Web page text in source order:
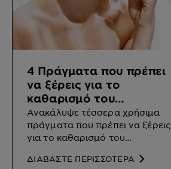
4 Πράγματα που πρέπει
να ξέρεις για το
καθαρισμό του
προσώπου
Ανακάλυψε τέσσερα χρήσιμα
πράγματα που πρέπει να ξέρεις
για το καθαρισμό του
ΔΙΑΒΑΣΤΕ ΠΕΡΙΣΣΟΤΕΡΑ